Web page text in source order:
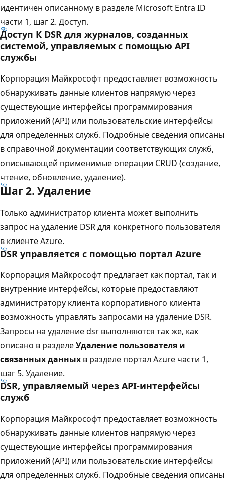
идентичен описанному в разделе Microsoft Entra ID
части 1, шаг 2. Доступ.
Доступ К DSR для журналов, созданных
системой, управляемых с помощью API
службы
Корпорация Майкрософт предоставляет возможность
обнаруживать данные клиентов напрямую через
существующие интерфейсы программирования
приложений (API) или пользовательские интерфейсы
для определенных служб. Подробные сведения описаны
в справочной документации соответствующих служб,
описывающей применимые операции CRUD (создание,
чтение, обновление, удаление).
Шаг 2. Удаление
Только администратор клиента может выполнить
запрос на удаление DSR для конкретного пользователя
в клиенте Azure.
DSR управляется с помощью портал Azure
Корпорация Майкрософт предлагает как портал, так и
внутренние интерфейсы, которые предоставляют
администратору клиента корпоративного клиента
возможность управлять запросами на удаление DSR.
Запросы на удаление dsr выполняются так же, как
описано в разделеУдаление пользователя и
связанных данных в разделе портал Azure части 1,
шаг 5. Удаление.
DSR, управляемый через API-интерфейсы
служб
Корпорация Майкрософт предоставляет возможность
обнаруживать данные клиентов напрямую через
существующие интерфейсы программирования
приложений (API) или пользовательские интерфейсы
для определенных служб. Подробные сведения описаны